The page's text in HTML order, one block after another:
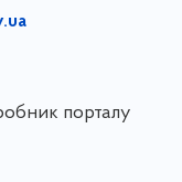
порталу